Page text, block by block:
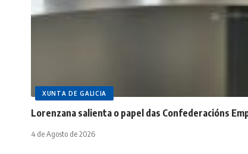
XUNTA DE GALICIA
Lorenzana salienta o papel das Confederacións
4 de Agosto de 2026